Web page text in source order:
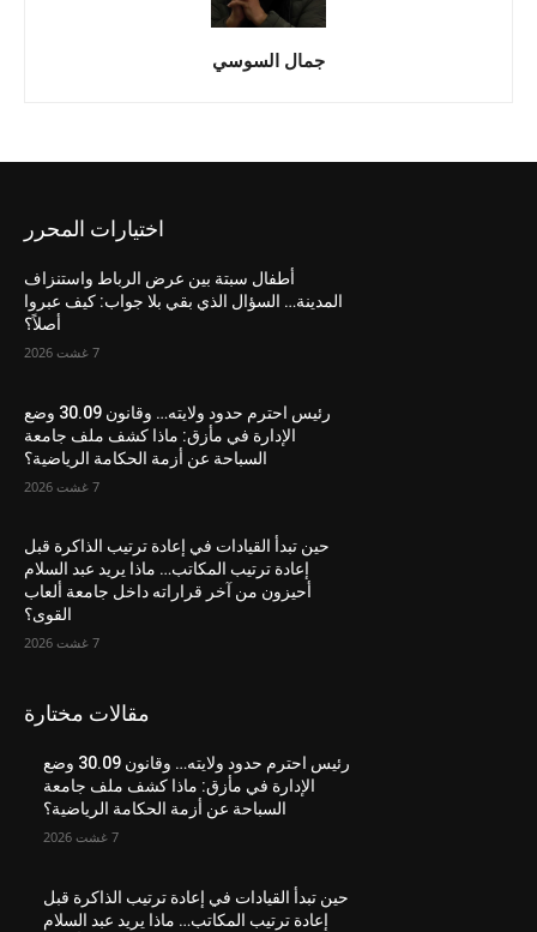
جمال السوسي
اختيارات المحرر
أطفال سبتة بين عرض الرباط واستنزاف
المدينة… السؤال الذي بقي بلا جواب: كيف عبروا
أصلاً؟
7 غشت 2026
رئيس احترم حدود ولايته… وقانون 30.09 وضع
الإدارة في مأزق: ماذا كشف ملف جامعة
السباحة عن أزمة الحكامة الرياضية؟
7 غشت 2026
حين تبدأ القيادات في إعادة ترتيب الذاكرة قبل
إعادة ترتيب المكاتب… ماذا يريد عبد السلام
أحيزون من آخر قراراته داخل جامعة ألعاب
القوى؟
7 غشت 2026
مقالات مختارة
رئيس احترم حدود ولايته… وقانون 30.09 وضع
الإدارة في مأزق: ماذا كشف ملف جامعة
السباحة عن أزمة الحكامة الرياضية؟
7 غشت 2026
حين تبدأ القيادات في إعادة ترتيب الذاكرة قبل
إعادة ترتيب المكاتب… ماذا يريد عبد السلام